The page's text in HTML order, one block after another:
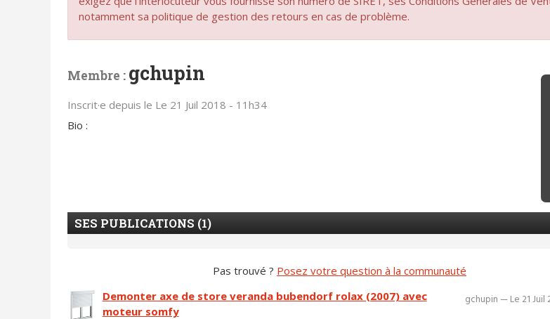
notamment sa politique de gestion des retours en cas de problème.
Membre : gchupin
Inscrit·e depuis le Le 21 Juil 2018 - 11h34
Bio :
SES PUBLICATIONS (1)
Pas trouvé ? Posez votre question à la communauté
gchupin — Le 21 Juil
Demonter axe de store veranda bubendorf rolax (2007) avec
moteur somfy